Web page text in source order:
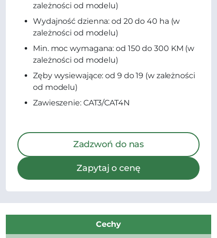
zależności od modelu)
Wydajność dzienna: od 20 do 40 ha (w
zależności od modelu)
Min. moc wymagana: od 150 do 300 KM (w
zależności od modelu)
Zęby wysiewające: od 9 do 19 (w zależności
od modelu)
Zawieszenie: CAT3/CAT4N
Zadzwoń do nas
Zapytaj o cenę
Cechy